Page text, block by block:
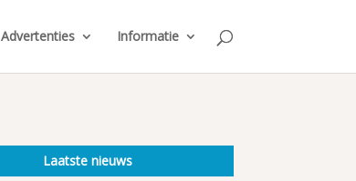
Advertenties Informatie
Laatste nieuws